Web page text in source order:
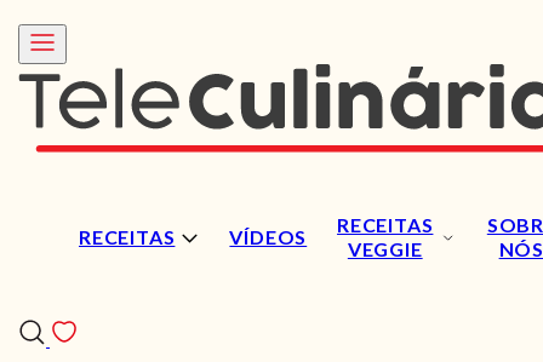
RECEITAS VÍDEOS
RECEITAS
VEGGIE
NÓS